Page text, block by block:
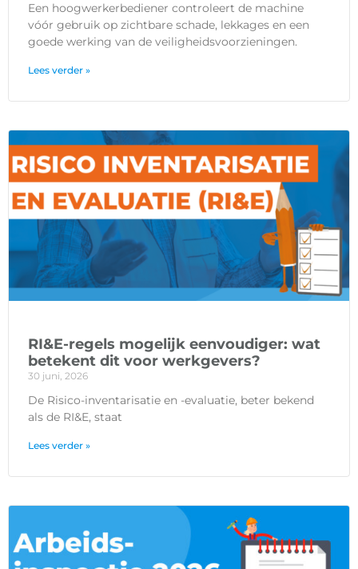
Een hoogwerkerbediener controleert de machine
vóór gebruik op zichtbare schade, lekkages en een
goede werking van de veiligheidsvoorzieningen.
Lees verder »
RI&E-regels mogelijk eenvoudiger: wat
betekent dit voor werkgevers?
30 juni, 2026
De Risico-inventarisatie en -evaluatie, beter bekend
als de RI&E, staat
Lees verder »